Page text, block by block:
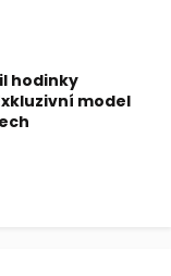
hodinky
model